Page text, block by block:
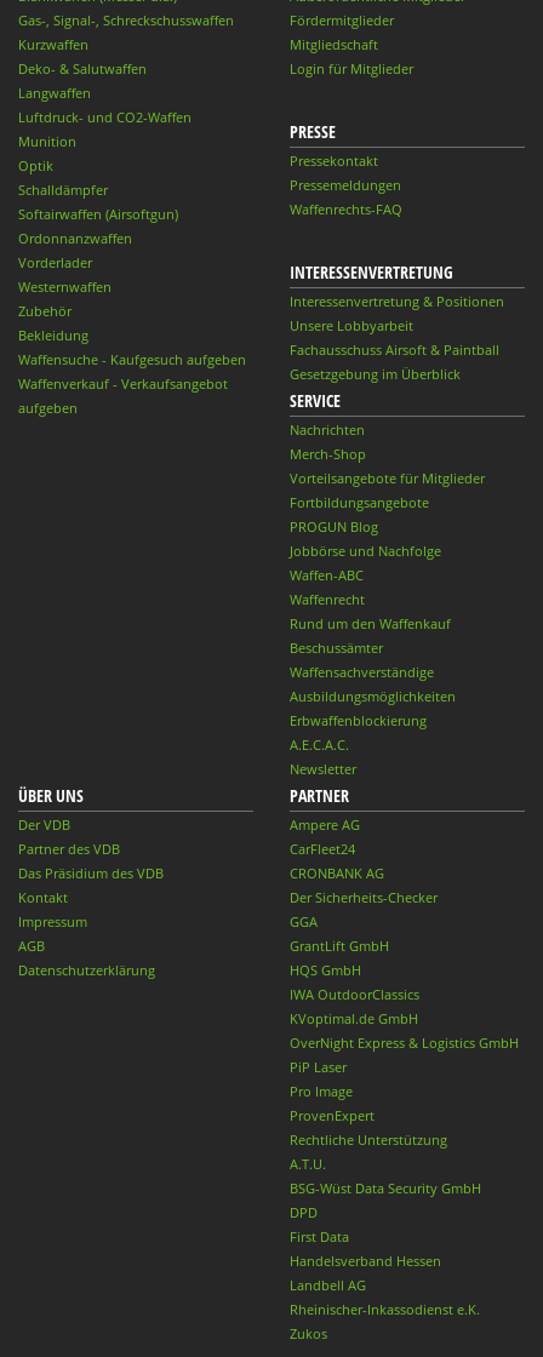
Gas-, Signal-, Schreckschusswaffen
Kurzwaffen
Deko- & Salutwaffen
Langwaffen
Luftdruck- und CO2-Waffen
Munition
Optik
Schalldämpfer
Softairwaffen (Airsoftgun)
Ordonnanzwaffen
Vorderlader
Westernwaffen
Zubehör
Bekleidung
Waffensuche - Kaufgesuch aufgeben
Waffenverkauf - Verkaufsangebot
aufgeben
Fördermitglieder
Mitgliedschaft
Login für Mitglieder
PRESSE
Pressekontakt
Pressemeldungen
Waffenrechts-FAQ
INTERESSENVERTRETUNG
Interessenvertretung & Positionen
Unsere Lobbyarbeit
Fachausschuss Airsoft & Paintball
Gesetzgebung im Überblick
SERVICE
Nachrichten
Merch-Shop
Vorteilsangebote für Mitglieder
Fortbildungsangebote
PROGUN Blog
Jobbörse und Nachfolge
Waffen-ABC
Waffenrecht
Rund um den Waffenkauf
Beschussämter
Waffensachverständige
Ausbildungsmöglichkeiten
Erbwaffenblockierung
A.E.C.A.C.
Newsletter
ÜBER UNS
Der VDB
Partner des VDB
Das Präsidium des VDB
Kontakt
Impressum
AGB
Datenschutzerklärung
PARTNER
Ampere AG
CarFleet24
CRONBANK AG
Der Sicherheits-Checker
GGA
GrantLift GmbH
HQS GmbH
IWA OutdoorClassics
KVoptimal.de GmbH
OverNight Express & Logistics GmbH
PiP Laser
Pro Image
ProvenExpert
Rechtliche Unterstützung
A.T.U.
BSG-Wüst Data Security GmbH
DPD
First Data
Handelsverband Hessen
Landbell AG
Rheinischer-Inkassodienst e.K.
Zukos